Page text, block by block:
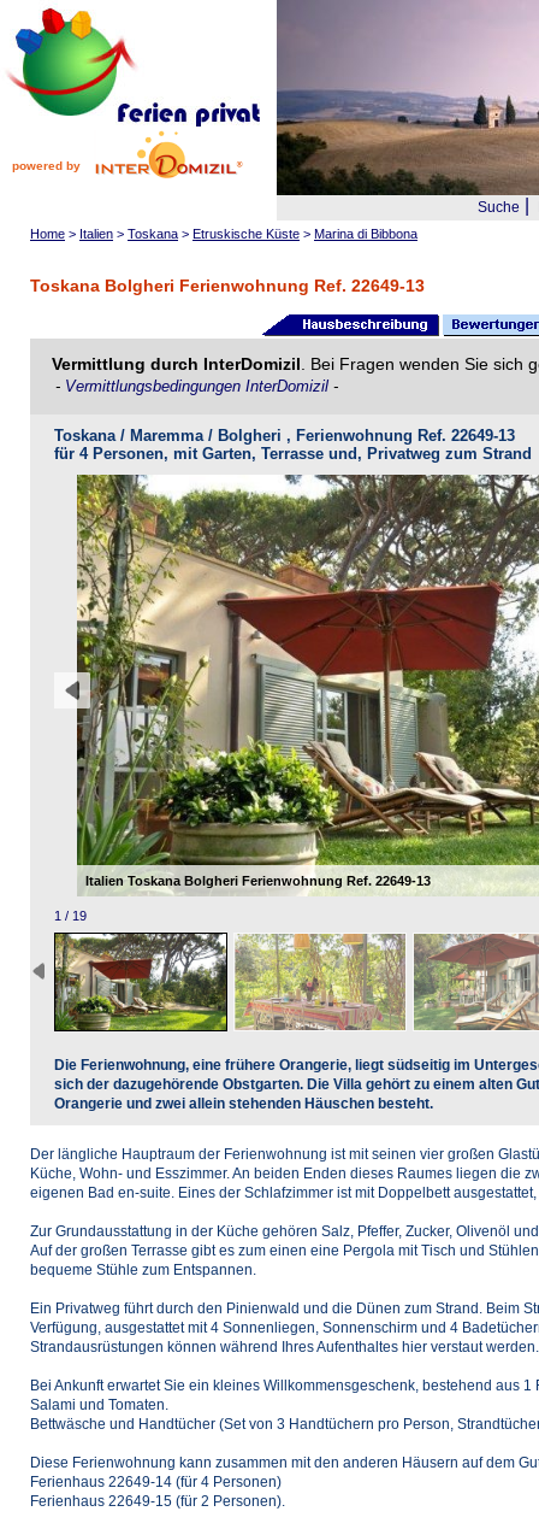
powered by
Suche
Home > Italien > Toskana > Etruskische Küste > Marina di Bibbona
Toskana Bolgheri Ferienwohnung Ref. 22649-13
Vermittlung durch InterDomizil . Bei Fragen wenden Sie sich
- Vermittlungsbedingungen InterDomizil -
Toskana / Maremma / Bolgheri , Ferienwohnung Ref. 22649-13
für 4 Personen, mit Garten, Terrasse und, Privatweg zum Strand
Italien Toskana Bolgheri Ferienwohnung Ref. 22649-13
1 / 19
Die Ferienwohnung, eine frühere Orangerie, liegt südseitig im
sich der dazugehörende Obstgarten. Die Villa gehört zu einem alten
Orangerie und zwei allein stehenden Häuschen besteht.
Der längliche Hauptraum der Ferienwohnung ist mit seinen vier großen
Küche, Wohn- und Esszimmer. An beiden Enden dieses Raumes liegen die
eigenen Bad en-suite. Eines der Schlafzimmer ist mit Doppelbett
Zur Grundausstattung in der Küche gehören Salz, Pfeffer, Zucker, Olivenöl
Auf der großen Terrasse gibt es zum einen eine Pergola mit Tisch und
bequeme Stühle zum Entspannen.
Ein Privatweg führt durch den Pinienwald und die Dünen zum Strand. Beim
Verfügung, ausgestattet mit 4 Sonnenliegen, Sonnenschirm und 4
Strandausrüstungen können während Ihres Aufenthaltes hier verstaut werden.
Bei Ankunft erwartet Sie ein kleines Willkommensgeschenk, bestehend aus
Salami und Tomaten.
Bettwäsche und Handtücher (Set von 3 Handtüchern pro Person,
Diese Ferienwohnung kann zusammen mit den anderen Häusern auf dem
Ferienhaus 22649-14 (für 4 Personen)
Ferienhaus 22649-15 (für 2 Personen).